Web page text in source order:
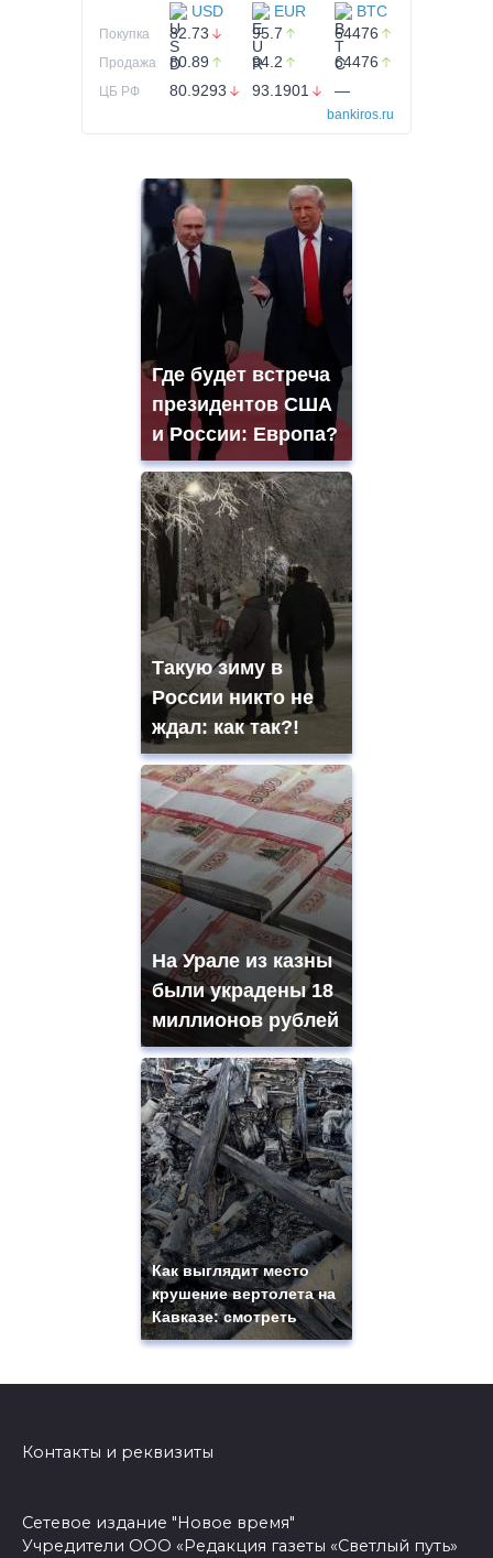
USD EUR BTC
Покупка 82.73 95.7 64476
Продажа 80.89 94.2 64476
ЦБ РФ 80.9293 93.1901 —
bankiros.ru
Где будет встреча
президентов США
и России: Европа?
Такую зиму в
России никто не
ждал: как так?!
На Урале из казны
были украдены 18
миллионов рублей
Как выглядит место
крушение вертолета на
Кавказе: смотреть
Контакты и реквизиты
Сетевое издание "Новое время"
Учредители ООО «Редакция газеты «Светлый путь»